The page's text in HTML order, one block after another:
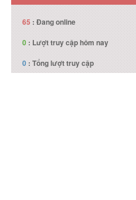
65 : Đang online
0 : Lượt truy cập hôm nay
0 : Tổng lượt truy cập